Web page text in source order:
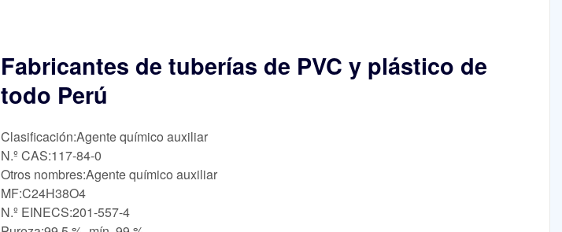
Fabricantes de tuberías de PVC y plástico de
todo Perú
Clasificación:Agente químico auxiliar
N.º CAS:117-84-0
Otros nombres:Agente químico auxiliar
MF:C24H38O4
N.º EINECS:201-557-4